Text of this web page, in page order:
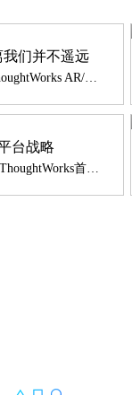
我们并不遥远
陈成 ThoughtWorks AR/VR高级研发工程师
台战略
曾学海 ThoughtWorks首席架构师，华南区交付总监